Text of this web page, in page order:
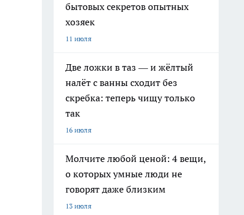
бытовых секретов опытных
хозяек
11 июля
Две ложки в таз — и жёлтый
налёт с ванны сходит без
скребка: теперь чищу только
так
16 июля
Молчите любой ценой: 4 вещи,
о которых умные люди не
говорят даже близким
13 июля